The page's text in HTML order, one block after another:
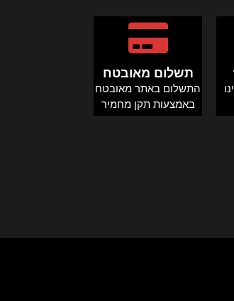
תשלום מאובטח
התשלום באתר מאובטח
באמצעות תקן מחמיר